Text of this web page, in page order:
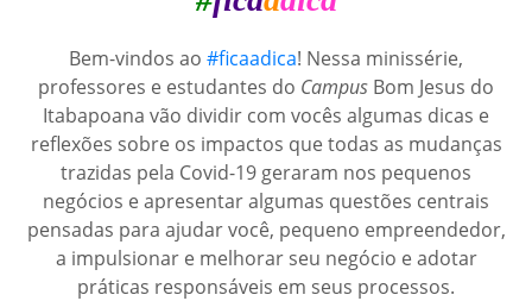
Bem-vindos ao #ficaadica! Nessa minissérie,
professores e estudantes do Campus Bom Jesus do
Itabapoana vão dividir com vocês algumas dicas e
reflexões sobre os impactos que todas as mudanças
trazidas pela Covid-19 geraram nos pequenos
negócios e apresentar algumas questões centrais
pensadas para ajudar você, pequeno empreendedor,
a impulsionar e melhorar seu negócio e adotar
práticas responsáveis em seus processos.